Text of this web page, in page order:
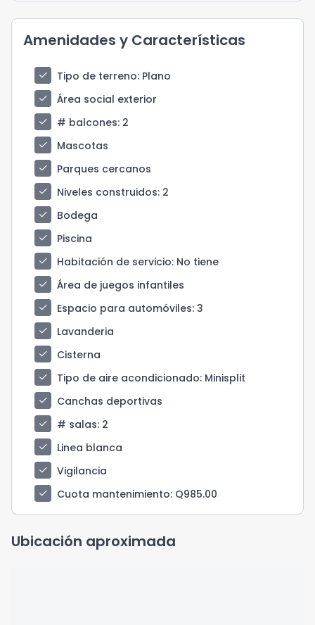
Amenidades y Características
check Tipo de terreno: Plano
check
Área social exterior
check
# balcones: 2
check
Mascotas
check
Parques cercanos
check
Niveles construidos: 2
check
Bodega
check
Piscina
check
Habitación de servicio: No tiene
check
Área de juegos infantiles
check
Espacio para automóviles: 3
check
Lavanderia
check
Cisterna
check
Tipo de aire acondicionado: Minisplit
check
Canchas deportivas
check
# salas: 2
check
Linea blanca
check
Vigilancia
check
Cuota mantenimiento: Q985.00
Ubicación aproximada